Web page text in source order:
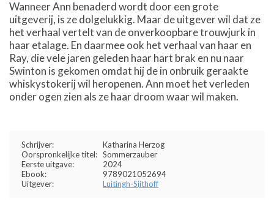
Wanneer Ann benaderd wordt door een grote
uitgeverij, is ze dolgelukkig. Maar de uitgever wil dat ze
het verhaal vertelt van de onverkoopbare trouwjurk in
haar etalage. En daarmee ook het verhaal van haar en
Ray, die vele jaren geleden haar hart brak en nu naar
Swinton is gekomen omdat hij de in onbruik geraakte
whiskystokerij wil heropenen. Ann moet het verleden
onder ogen zien als ze haar droom waar wil maken.
Schrijver:
Katharina Herzog
Oorspronkelijke titel: Sommerzauber
Eerste uitgave:
2024
Ebook:
9789021052694
Uitgever:
Luitingh-Sijthoff